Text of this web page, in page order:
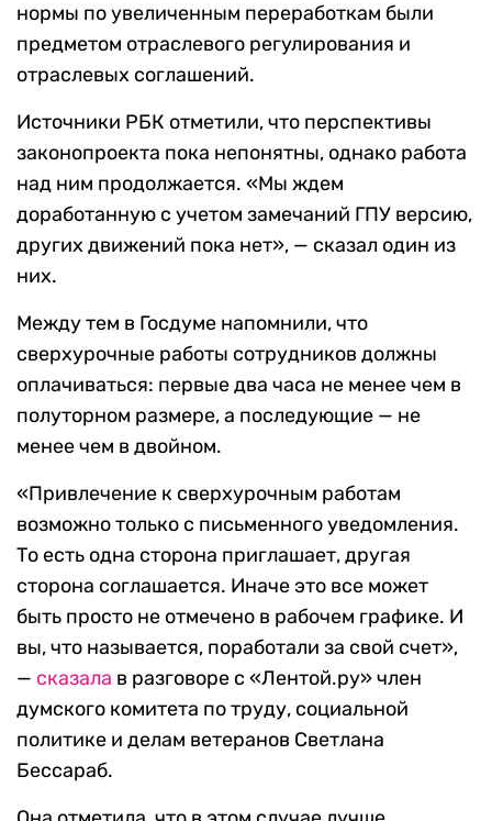
нормы по увеличенным переработкам были
предметом отраслевого регулирования и
отраслевых соглашений.
Источники РБК отметили, что перспективы
законопроекта пока непонятны, однако работа
над ним продолжается. «Мы ждем
доработанную с учетом замечаний ГПУ версию,
других движений пока нет», — сказал один из
них.
Между тем в Госдуме напомнили, что
сверхурочные работы сотрудников должны
оплачиваться: первые два часа не менее чем в
полуторном размере, а последующие — не
менее чем в двойном.
«Привлечение к сверхурочным работам
возможно только с письменного уведомления.
То есть одна сторона приглашает, другая
сторона соглашается. Иначе это все может
быть просто не отмечено в рабочем графике. И
вы, что называется, поработали за свой счет»,
— сказала в разговоре с «Лентой.ру» член
думского комитета по труду, социальной
политике и делам ветеранов Светлана
Бессараб.